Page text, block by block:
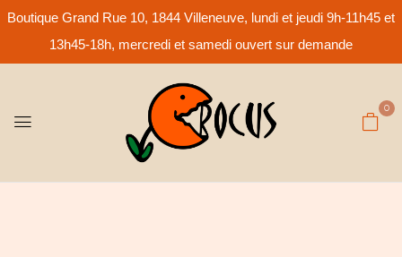
Boutique Grand Rue 10, 1844 Villeneuve, lundi et jeudi 9h-11h45 et
13h45-18h, mercredi et samedi ouvert sur demande
0